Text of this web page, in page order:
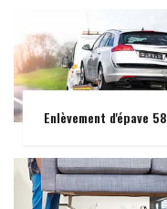
Enlèvement d'épave 58